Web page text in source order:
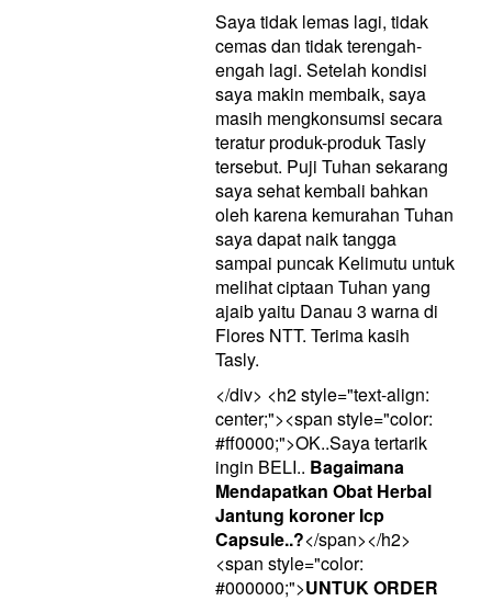
Saya tidak lemas lagi, tidak
cemas dan tidak terengah-
engah lagi. Setelah kondisi
saya makin membaik, saya
masih mengkonsumsi secara
teratur produk-produk Tasly
tersebut. Puji Tuhan sekarang
saya sehat kembali bahkan
oleh karena kemurahan Tuhan
saya dapat naik tangga
sampai puncak Kelimutu untuk
melihat ciptaan Tuhan yang
ajaib yaitu Danau 3 warna di
Flores NTT. Terima kasih
Tasly.
</div> <h2 style="text-align:
center;"><span style="color:
#ff0000;">OK..Saya tertarik
ingin BELI.. Bagaimana
Mendapatkan Obat Herbal
Jantung koroner Icp
Capsule..?</span></h2>
<span style="color:
#000000;">UNTUK ORDER